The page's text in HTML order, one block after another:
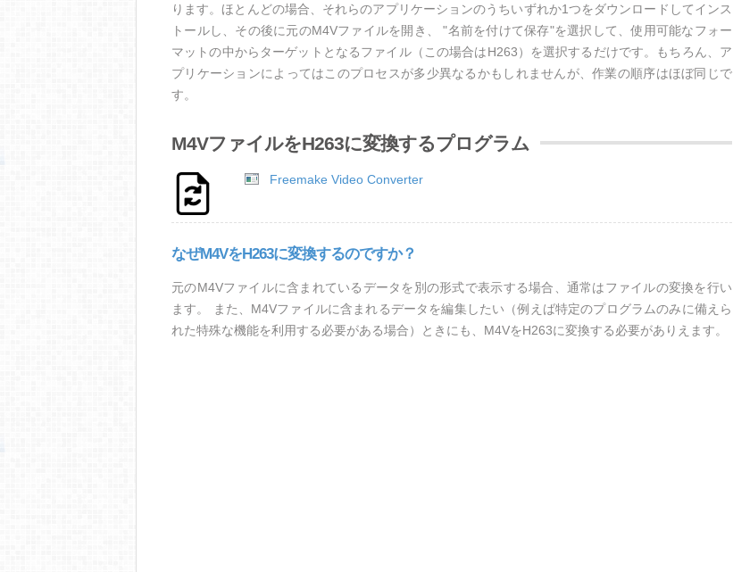
ります。ほとんどの場合、それらのアプリケーションのうちいずれか1つをダウンロードしてインス
トールし、その後に元のM4Vファイルを開き、 "名前を付けて保存"を選択して、使用可能なフォー
マットの中からターゲットとなるファイル（この場合はH263）を選択するだけです。もちろん、ア
プリケーションによってはこのプロセスが多少異なるかもしれませんが、作業の順序はほぼ同じで
す。
M4VファイルをH263に変換するプログラム
Freemake Video Converter
なぜM4VをH263に変換するのですか？
元のM4Vファイルに含まれているデータを別の形式で表示する場合、通常はファイルの変換を行い
ます。 また、M4Vファイルに含まれるデータを編集したい（例えば特定のプログラムのみに備えら
れた特殊な機能を利用する必要がある場合）ときにも、M4VをH263に変換する必要がありえます。